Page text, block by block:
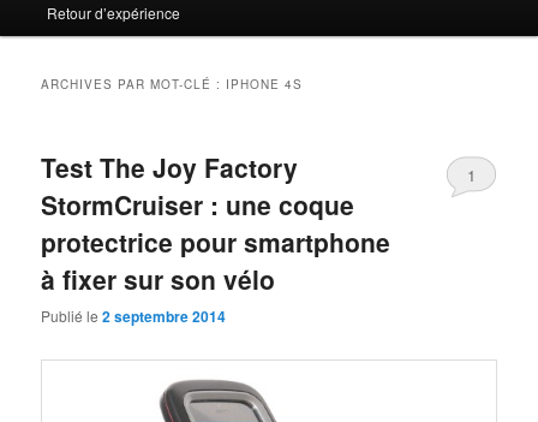
Retour d’expérience
ARCHIVES PAR MOT-CLÉ : IPHONE 4S
Test The Joy Factory
StormCruiser : une coque
protectrice pour smartphone
à fixer sur son vélo
Publié le2 septembre 2014
1